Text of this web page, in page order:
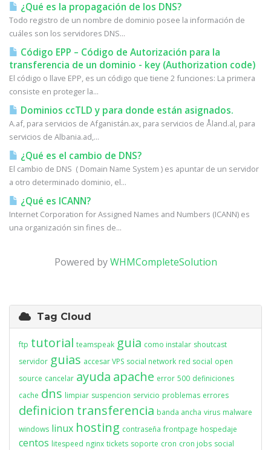
¿Qué es la propagación de los DNS?
Todo registro de un nombre de dominio posee la información de
cuáles son los servidores DNS...
Código EPP – Código de Autorización para la
transferencia de un dominio - key (Authorization code)
El código o llave EPP, es un código que tiene 2 funciones: La primera
consiste en proteger la...
Dominios ccTLD y para donde están asignados.
A.af, para servicios de Afganistán.ax, para servicios de Åland.al, para
servicios de Albania.ad,...
¿Qué es el cambio de DNS?
El cambio de DNS ( Domain Name System ) es apuntar de un servidor
a otro determinado dominio, el...
¿Qué es ICANN?
Internet Corporation for Assigned Names and Numbers (ICANN) es
una organización sin fines de...
Powered byWHMCompleteSolution
Tag Cloud
ftp tutorial teamspeak guia como instalar shoutcast
servidor guias accesar VPS social network red social open
source cancelar ayuda apache error 500 definiciones
cache dns limpiar suspencion servicio problemas errores
definicion transferencia banda ancha virus malware
windows linux hosting contraseña frontpage hospedaje
centos litespeed nginx tickets soporte cron cron jobs social